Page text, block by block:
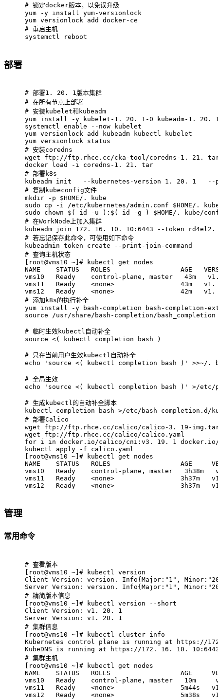
# 锁定docker版本，以免误升级
yum -y install yum-versionlock
yum versionlock add docker-ce
# 重启主机
systemctl reboot
部署
# 部署1. 20. 1版本集群
# 在所有节点上部署
# 安装kubelet和kubeadm
yum install -y kubelet-1. 20. 1-0 kubeadm-1. 20.
systemctl enable --now kubelet
yum versionlock add kubeadm kubectl kubelet
yum versionlock status
# 安装coredns
wget ftp://ftp.rhce.cc/cka-tool/coredns-1. 21.
docker load -i coredns-1. 21. tar
# 部署k8s
kubeadm init   --kubernetes-version 1. 20. 1   --
# 复制kubeconfig文件
mkdir -p $HOME/. kube
sudo cp -i /etc/kubernetes/admin.conf $HOME/.
sudo chown $( id -u ):$( id -g ) $HOME/. kube/
# 在WorkNode上加入集群
kubeadm join 172. 16. 10. 10:6443 --token rd4el2.
# 若忘记保存此命令，可使用如下命令
kubeadmin token create --print-join-command
# 查询主机状态
[root@vms10 ~]# kubectl get nodes
NAME    STATUS   ROLES                  AGE
vms10   Ready    control-plane, master   43m
vms11   Ready    <none>                 43m   v1.
vms12   Ready    <none>                 42m   v1.
# 添加k8s的执行补全
yum install -y bash-completion bash-completion-
source /usr/share/bash-completion/bash_completion
# 临时生效kubectl自动补全
source <( kubectl completion bash )
#
只在当前用户生效kubectl自动补全
echo 'source <( kubectl completion bash )' >>~/.
# 全局生效
echo 'source <( kubectl completion bash )' >/
# 生成kubectl的自动补全脚本
kubectl completion bash >/etc/bash_completion.d/
# 部署Calico
wget ftp://ftp.rhce.cc/calico/calico-3. 19-
wget ftp://ftp.rhce.cc/calico/calico.yaml
for i in docker.io/calico/cni:v3. 19. 1 docker.io/
kubectl apply -f calico.yaml
[root@vms10 ~]# kubectl get nodes
NAME    STATUS   ROLES                  AGE
vms10   Ready    control-plane, master   3h38m
vms11   Ready    <none>                 3h37m
vms12   Ready    <none>                 3h37m
管理
常用命令
# 查看版本
[root@vms10 ~]# kubectl version
Client Version: version. Info{Major:"1",
Server Version: version. Info{Major:"1",
# 精简版本信息
[root@vms10 ~]# kubectl version --short
Client Version: v1. 20. 1
Server Version: v1. 20. 1
# 集群信息
[root@vms10 ~]# kubectl cluster-info
Kubernetes control plane is running at https://
KubeDNS is running at https://172. 16. 10.
# 集群主机
[root@vms10 ~]# kubectl get nodes
NAME    STATUS   ROLES                  AGE
vms10   Ready    control-plane, master   10m
vms11   Ready    <none>                 5m44s
vms12   Ready    <none>                 5m38s